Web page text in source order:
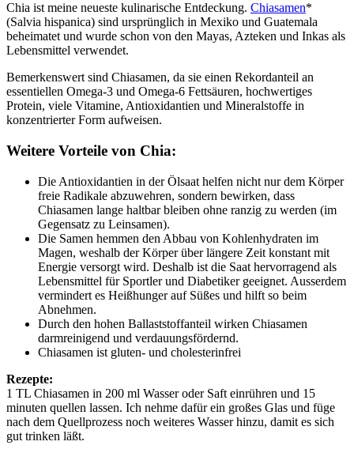
Chia ist meine neueste kulinarische Entdeckung. Chiasamen*
(Salvia hispanica) sind ursprünglich in Mexiko und Guatemala
beheimatet und wurde schon von den Mayas, Azteken und Inkas als
Lebensmittel verwendet.
Bemerkenswert sind Chiasamen, da sie einen Rekordanteil an
essentiellen Omega-3 und Omega-6 Fettsäuren, hochwertiges
Protein, viele Vitamine, Antioxidantien und Mineralstoffe in
konzentrierter Form aufweisen.
Weitere Vorteile von Chia:
Die Antioxidantien in der Ölsaat helfen nicht nur dem Körper
freie Radikale abzuwehren, sondern bewirken, dass
Chiasamen lange haltbar bleiben ohne ranzig zu werden (im
Gegensatz zu Leinsamen).
Die Samen hemmen den Abbau von Kohlenhydraten im
Magen, weshalb der Körper über längere Zeit konstant mit
Energie versorgt wird. Deshalb ist die Saat hervorragend als
Lebensmittel für Sportler und Diabetiker geeignet. Ausserdem
vermindert es Heißhunger auf Süßes und hilft so beim
Abnehmen.
Durch den hohen Ballaststoffanteil wirken Chiasamen
darmreinigend und verdauungsfördernd.
Chiasamen ist gluten- und cholesterinfrei
Rezepte:
1 TL Chiasamen in 200 ml Wasser oder Saft einrühren und 15
minuten quellen lassen. Ich nehme dafür ein großes Glas und füge
nach dem Quellprozess noch weiteres Wasser hinzu, damit es sich
gut trinken läßt.